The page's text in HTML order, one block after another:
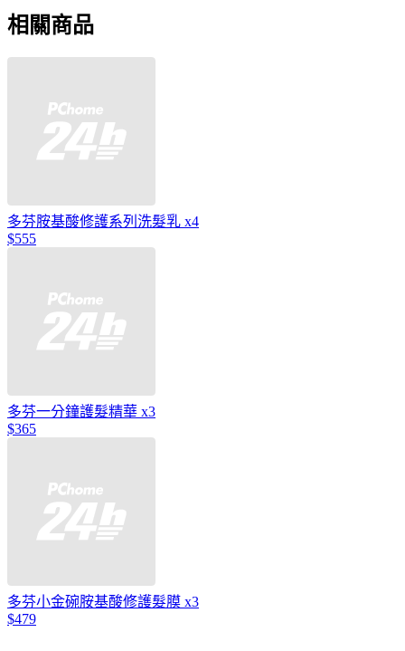
相關商品
多芬胺基酸修護系列洗髮乳 x4
$555
多芬一分鐘護髮精華 x3
$365
多芬小金碗胺基酸修護髮膜 x3
$479